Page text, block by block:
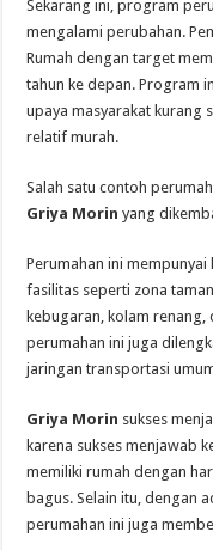
Sekarang ini, program
mengalami perubahan.
Rumah dengan target
tahun ke depan. Program
upaya masyarakat kurang
relatif murah.
Salah satu contoh
Griya Morin yang
Perumahan ini
fasilitas seperti zona
kebugaran, kolam renang,
perumahan ini juga
jaringan transportasi
Griya Morin sukses
karena sukses menjawab
memiliki rumah dengan
bagus. Selain itu, dengan
perumahan ini juga